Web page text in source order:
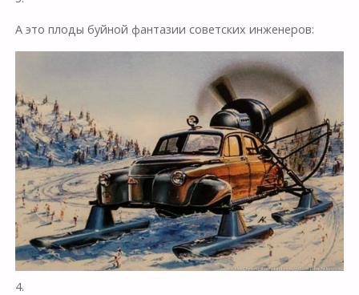
А это плоды буйной фантазии советских инженеров:
4.